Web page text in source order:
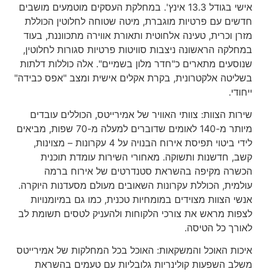
אישי בגודל 13.3 אינץ'. במחלקת העסקים מוטמעים מושבים
חדשים עם פרטיות מוגברת, מיטה שטוחה לחלוטין הכוללת
מזרן וכרית, טעינה אלחוטית ותאורת אווירה מתכווננת, בעוד
במחלקה הראשונה ניצבות סוויטות פרטיות סגורות לחלוטין,
שנוסעים מתארים כ"חדר מלון בשמיים". אלה כוללות דלתות
בשליטה אלקטרונית, בקרת אקלים אישית ומצב "אפס כבידה"
ייחודי.
שירות הצוות: צוותי האוויר של אמירייטס, הכוללים עובדים
מיותר מ-140 לאומים שדוברים למעלה מ-70 שפות, מביאים
לידי ביטוי תפיסת אירוח הבנויה על 4 עקרונות – מצוינות,
קשב, חדשנות ותשוקה. מאחורי השירות עומדת תוכנית
הכשרה מקיפה בהשראת סטנדרטים של אירוח ברמה
עולמית, הכוללת עקרונות השאובים מעולם מסעדנות היוקרה.
אנשי הצוות מצוידים במומחיות טכנית, כמו גם במיומנויות
לצפות מראש את צורכי הלקוחות ולהעניק לטסים תשומת לב
לאורך כל הטיסה.
איכות האוכל והמשקאות: האוכל בכל המחלקות של אמירייטס
משלב השפעות קולינריות גלובליות עם טעמים בהשראת